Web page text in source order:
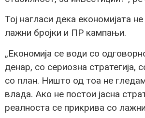
Тој нагласи дека економијата
лажни бројки и ПР кампањи.
„Економија се води со
денар, со сериозна стратегија,
со план. Ништо од тоа не
влада. Ако не постои јасна
реалноста се прикрива со